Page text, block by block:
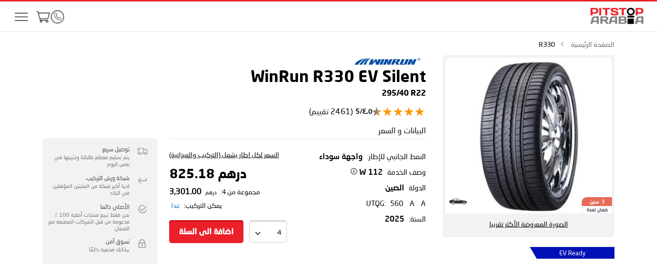
الصفحة الرئيسية R330
WinRun R330 EV Silent
295/40 R22
٤٫٥/5 (2461 تقييم)
3 سنين
ضمان لمدة
الصورة المعروضة الأكثر تقريبا
EV Ready
البيانات و السعر
النمط الجانبي للإطار: واجهة سوداء
وصف الخدمة 112 W
الدولة الصين
UTQG: 560 A
A
السنة:
2025
السعر لكل اطار يشمل (التركيب والميزانية)
درهم 825.18
مجموعة من 4: درهم 3,301.00
يمكن التركيب: غدا
اضافة الى السلة
توصيل سريع
يتم تسليم معظم طلباتنا وتثبيتها في
نفس اليوم
شبكة ورش التركيب
لدينا أكبر شبكة من المثبتين المؤهلين
في البلاد
الأصلي دائما
نحن فقط نبيع منتجات أصلية 100 ٪
مدعومة من قبل الشركات المصنعة مع
الضمان
تسوق آمن
بياناتك محمية دائمًا